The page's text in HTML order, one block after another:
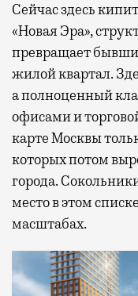
Сейчас здесь
«Новая Эра»,
превращает
жилой квартал.
а полноценный
офисами и
карте Москвы
которых потом
города.
место в этом
масштабах.